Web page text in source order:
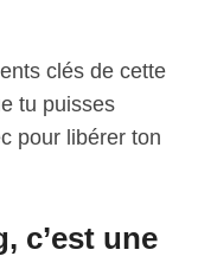
clés de cette
tu puisses
pour libérer ton
c’est une